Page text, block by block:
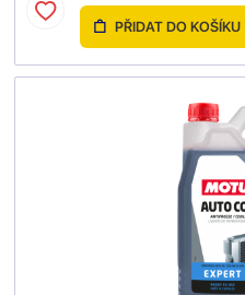
PŘIDAT DO KOŠÍKU